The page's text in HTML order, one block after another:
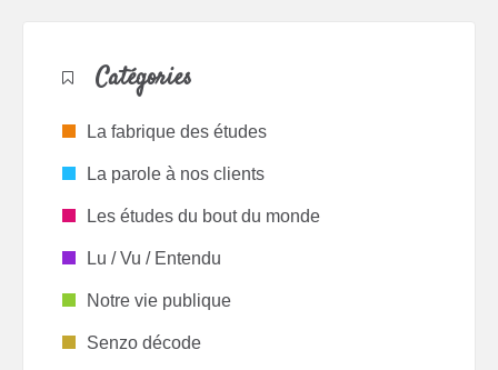
Catégories
La fabrique des études
La parole à nos clients
Les études du bout du monde
Lu / Vu / Entendu
Notre vie publique
Senzo décode